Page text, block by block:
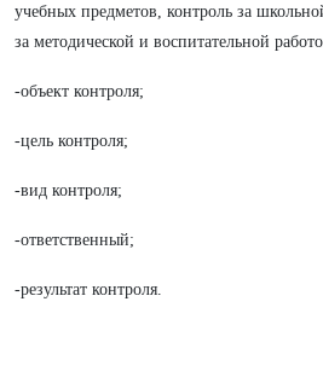
учебных предметов, контроль за
за методической и воспитательной
-объект контроля;
-цель контроля;
-вид контроля;
-ответственный;
-результат контроля.